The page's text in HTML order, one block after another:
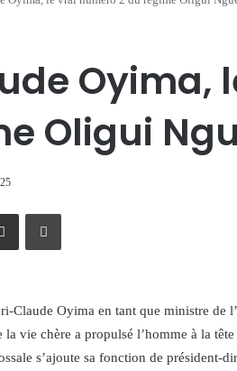
Oyima,
Oligui
Share via Email Print
Claude Oyima en tant que ministre de
vie chère a propulsé l’homme à la
s’ajoute sa fonction de président-